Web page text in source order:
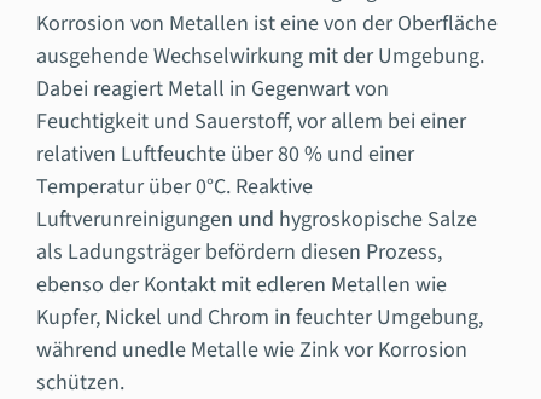
Korrosion von Metallen ist eine von der Oberfläche
ausgehende Wechselwirkung mit der Umgebung.
Dabei reagiert Metall in Gegenwart von
Feuchtigkeit und Sauerstoff, vor allem bei einer
relativen Luftfeuchte über 80 % und einer
Temperatur über 0°C. Reaktive
Luftverunreinigungen und hygroskopische Salze
als Ladungsträger befördern diesen Prozess,
ebenso der Kontakt mit edleren Metallen wie
Kupfer, Nickel und Chrom in feuchter Umgebung,
während unedle Metalle wie Zink vor Korrosion
schützen.